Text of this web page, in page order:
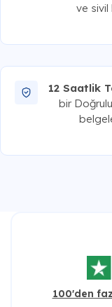
ve sivil
12 Saatlik
bir
100'den